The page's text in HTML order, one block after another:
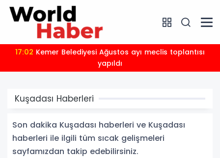
17:02
yapıldı
Kuşadası Haberleri
Son dakika Kuşadası haberleri ve Kuşadası
haberleri ile ilgili tüm sıcak gelişmeleri
sayfamızdan takip edebilirsiniz.